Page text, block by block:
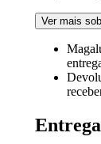
Ver mais